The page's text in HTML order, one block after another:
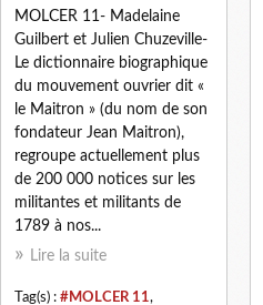
MOLCER 11- Madelaine
Guilbert et Julien Chuzeville-
Le dictionnaire biographique
du mouvement ouvrier dit «
le Maitron » (du nom de son
fondateur Jean Maitron),
regroupe actuellement plus
de 200 000 notices sur les
militantes et militants de
1789 à nos...
Lire la suite
Tag(s) : #MOLCER 11,